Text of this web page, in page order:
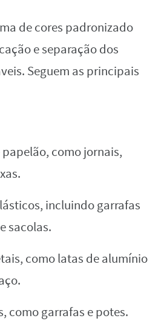
de cores padronizado
e separação dos
Seguem as principais
papelão, como jornais,
incluindo garrafas
sacolas.
como latas de alumínio
como garrafas e potes.